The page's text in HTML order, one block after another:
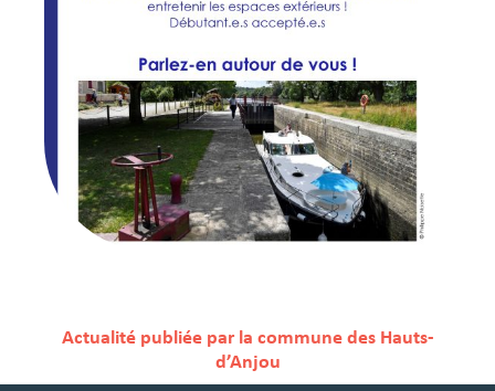
Actualité publiée par la commune des Hauts-
d’Anjou